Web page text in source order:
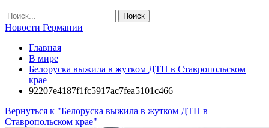
Новости Германии
Главная
В мире
Белоруска выжила в жутком ДТП в Ставропольском
крае
92207e4187f1fc5917ac7fea5101c466
Вернуться к "Белоруска выжила в жутком ДТП в
Ставропольском крае"